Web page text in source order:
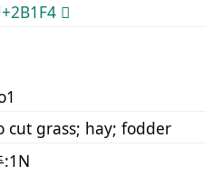
𫇴
cut grass; hay; fodder
:1N